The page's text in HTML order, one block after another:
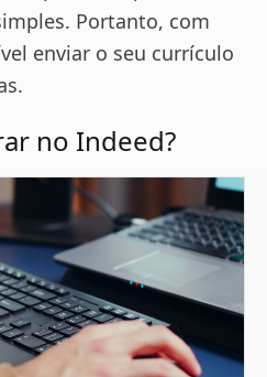
Portanto, com
enviar o seu currículo
no Indeed?